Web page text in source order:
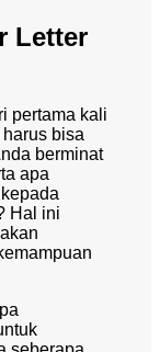
Letter
pertama kali
bisa
berminat
apa
Hal ini